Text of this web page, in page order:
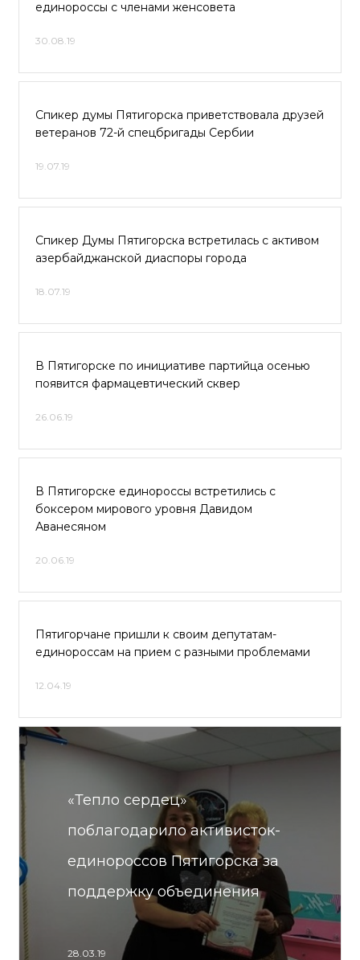
единороссы с членами женсовета
30.08.19
Спикер думы Пятигорска приветствовала друзей
ветеранов 72-й спецбригады Сербии
19.07.19
Спикер Думы Пятигорска встретилась с активом
азербайджанской диаспоры города
18.07.19
В Пятигорске по инициативе партийца осенью
появится фармацевтический сквер
26.06.19
В Пятигорске единороссы встретились с
боксером мирового уровня Давидом
Аванесяном
20.06.19
Пятигорчане пришли к своим депутатам-
единороссам на прием с разными проблемами
12.04.19
«Тепло сердец»
поблагодарило активисток-
единороссов Пятигорска за
поддержку объединения
28.03.19